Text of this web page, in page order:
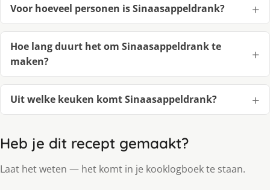
Voor hoeveel personen is Sinaasappeldrank?
Hoe lang duurt het om Sinaasappeldrank te
maken?
Uit welke keuken komt Sinaasappeldrank?
Heb je dit recept gemaakt?
Laat het weten — het komt in je kooklogboek te staan.